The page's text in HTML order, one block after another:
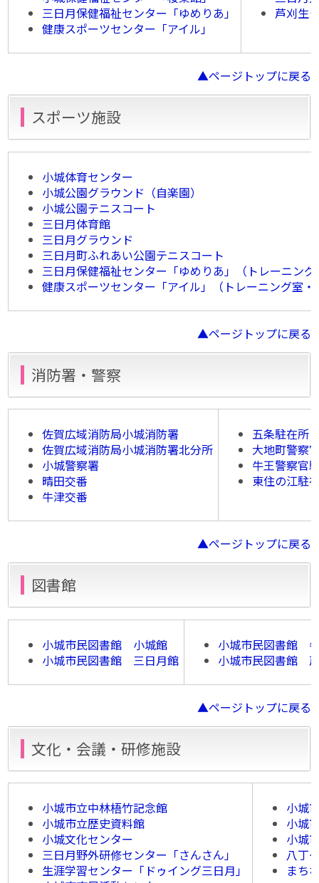
三日月保健福祉センター「ゆめりあ」
健康スポーツセンター「アイル」
芦刈生
▲ページトップに戻る
スポーツ施設
小城体育センター
小城公園グラウンド（自楽園）
小城公園テニスコート
三日月体育館
三日月グラウンド
三日月町ふれあい公園テニスコート
三日月保健福祉センター「ゆめりあ」（トレーニング
健康スポーツセンター「アイル」（トレーニング室・
▲ページトップに戻る
消防署・警察
佐賀広域消防局小城消防署
佐賀広域消防局小城消防署北分所
小城警察署
晴田交番
牛津交番
五条駐在所
大地町警察
牛王警察官
東住の江駐
▲ページトップに戻る
図書館
小城市民図書館 小城館
小城市民図書館 三日月館
小城市民図書館
小城市民図書館
▲ページトップに戻る
文化・会議・研修施設
小城市立中林梧竹記念館
小城市立歴史資料館
小城文化センター
三日月野外研修センター「さんさん」
生涯学習センター「ドゥイング三日月」
小城
小城
小城
八丁
まち